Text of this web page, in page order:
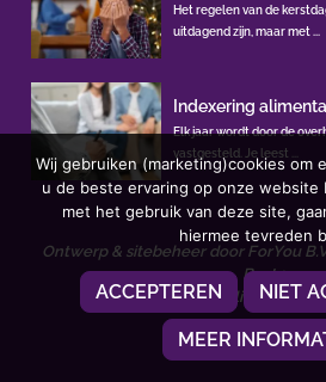
Het regelen van de
uitdagend zijn, maar met ...
Indexering
Elk jaar wordt door de
vastgesteld. Je leest ...
Ontwerp & sitebeheer door ForYou
Best4u
Afbeeldingen onder licentie
Wij gebruiken (marketing)cookies om
u de beste ervaring op onze website
met het gebruik van deze site,
hiermee tevreden
ACCEPTEREN NIET
MEER